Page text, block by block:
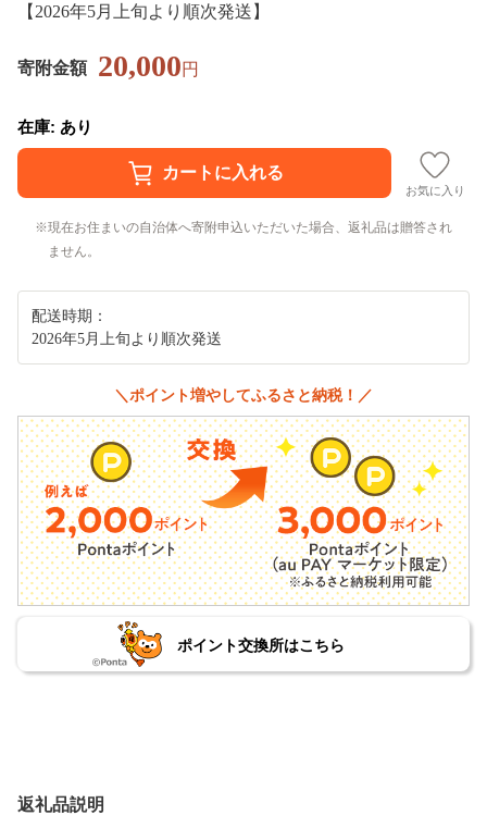
【2026年5月上旬より順次発送】
寄附金額 20,000円
在庫: あり
お気に入り
現在お住まいの自治体へ寄附申込いただいた場合、返礼品は贈答され
ません。
配送時期：
2026年5月上旬より順次発送
＼ポイント増やしてふるさと納税！／
ポイント交換所はこちら
返礼品説明